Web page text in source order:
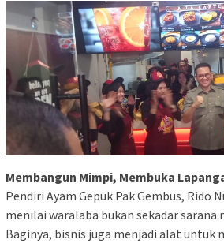
Membangun Mimpi, Membuka
Pendiri Ayam Gepuk Pak Gembus, Rido
menilai waralaba bukan sekadar sarana
Baginya, bisnis juga menjadi alat untuk